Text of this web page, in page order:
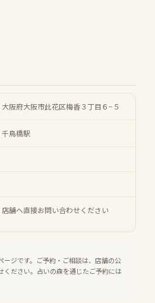
大阪府大阪市此花区梅香３丁目６−５
千鳥橋駅
店舗へ直接お問い合わせください
ージです。ご予約・ご相談は、店舗の公
ください。占いの森を通じたご予約には